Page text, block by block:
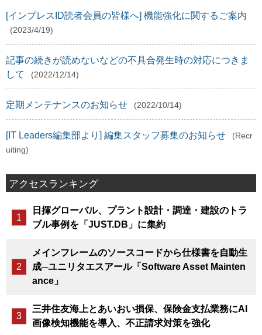
[インプレスID読者会員の皆様へ] 機能強化に関するご案内
(2023/4/19)
記事の続きが読めないなどの不具合発生時の対応につきま
して
(2022/12/14)
定期メンテナンスのお知らせ (2022/10/14)
[IT Leaders編集部より] 編集スタッフ募集のお知らせ
(Recr
uiting)
アクセスランキング
日揮グローバル、プラント設計・調達・建設のトラ
ブル事例を「JUST.DB」に集約
メインフレームのソースコードから仕様書を自動生
成─ユニリタエスアール「Software Asset Mainten
ance」
三井住友海上とあいおい損保、保険金支払業務にAI
画像検知機能を導入、不正請求対策を強化